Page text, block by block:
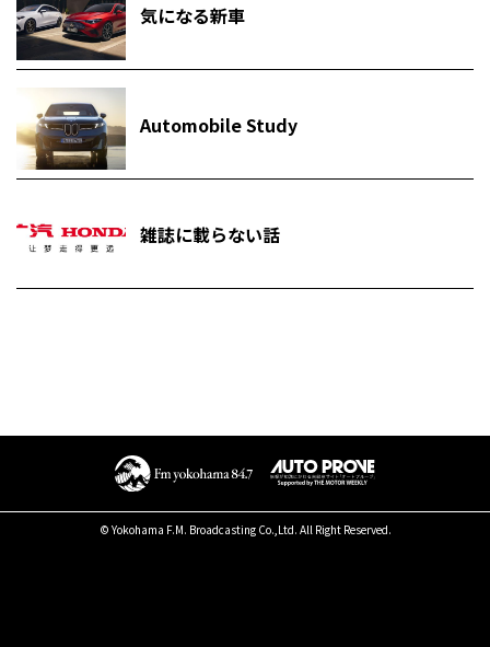
気になる新車
Automobile Study
雑誌に載らない話
© Yokohama F.M. Broadcasting Co.,Ltd. All Right Reserved.